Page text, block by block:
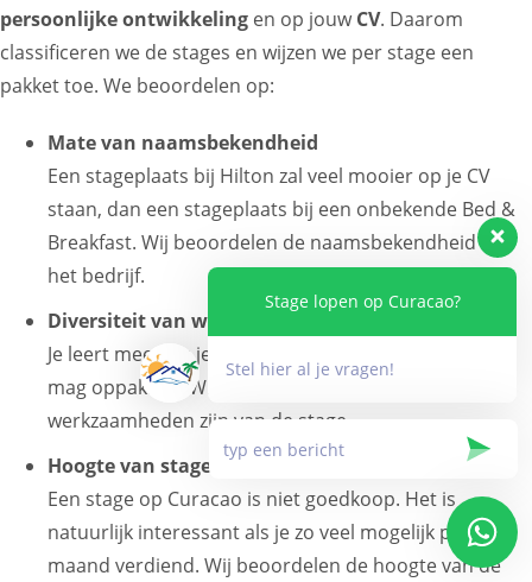
persoonlijke ontwikkeling en op jouwCV. Daarom
classificeren we de stages en wijzen we per stage een
pakket toe. We beoordelen op:
Mate van naamsbekendheid
Een stageplaats bij Hilton zal veel mooier op je CV
staan, dan een stageplaats bij een onbekende Bed &
Breakfast. Wij beoordelen de naamsbekendheid van
het bedrijf.
Diversiteit van werkzaamheden
Je leert meer als je zo veel mogelijk werkzaamheden
mag oppakken. Wij beoordelen hoe divers de
werkzaamheden zijn van de stage.
Hoogte van stagevergoeding
Een stage op Curacao is niet goedkoop. Het is
natuurlijk interessant als je zo veel mogelijk per
maand verdiend. Wij beoordelen de hoogte van de
Stage lopen op Curacao?
Stel hier al je vragen!